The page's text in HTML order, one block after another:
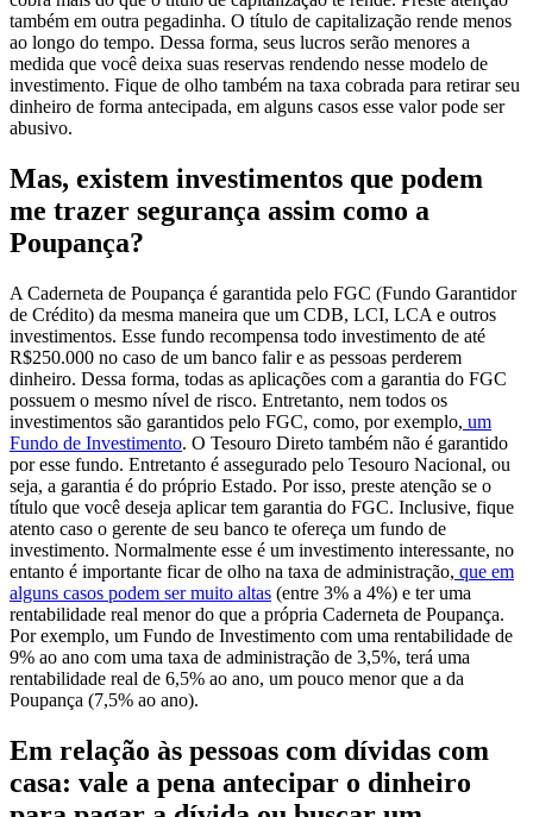
também em outra pegadinha. O título de capitalização rende menos
ao longo do tempo. Dessa forma, seus lucros serão menores a
medida que você deixa suas reservas rendendo nesse modelo de
investimento. Fique de olho também na taxa cobrada para retirar seu
dinheiro de forma antecipada, em alguns casos esse valor pode ser
abusivo.
Mas, existem investimentos que podem
me trazer segurança assim como a
Poupança?
A Caderneta de Poupança é garantida pelo FGC (Fundo Garantidor
de Crédito) da mesma maneira que um CDB, LCI, LCA e outros
investimentos. Esse fundo recompensa todo investimento de até
R$250.000 no caso de um banco falir e as pessoas perderem
dinheiro. Dessa forma, todas as aplicações com a garantia do FGC
possuem o mesmo nível de risco. Entretanto, nem todos os
investimentos são garantidos pelo FGC, como, por exemplo, um
Fundo de Investimento. O Tesouro Direto também não é garantido
por esse fundo. Entretanto é assegurado pelo Tesouro Nacional, ou
seja, a garantia é do próprio Estado. Por isso, preste atenção se o
título que você deseja aplicar tem garantia do FGC. Inclusive, fique
atento caso o gerente de seu banco te ofereça um fundo de
investimento. Normalmente esse é um investimento interessante, no
entanto é importante ficar de olho na taxa de administração, que em
alguns casos podem ser muito altas (entre 3% a 4%) e ter uma
rentabilidade real menor do que a própria Caderneta de Poupança.
Por exemplo, um Fundo de Investimento com uma rentabilidade de
9% ao ano com uma taxa de administração de 3,5%, terá uma
rentabilidade real de 6,5% ao ano, um pouco menor que a da
Poupança (7,5% ao ano).
Em relação às pessoas com dívidas com
casa: vale a pena antecipar o dinheiro